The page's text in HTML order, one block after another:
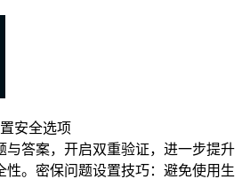
安全选项
与答案，开启双重验证，进一步提升
性。密保问题设置技巧：避免使用生